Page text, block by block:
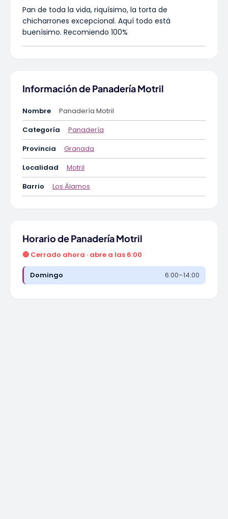
Pan de toda la vida, riquísimo, la torta de
chicharrones excepcional. Aquí todo está
buenísimo. Recomiendo 100%
Información de Panadería Motril
Nombre
Panadería Motril
Categoría
Panadería
Provincia
Granada
Localidad
Motril
Barrio
Los Álamos
Horario de Panadería Motril
🔴 Cerrado ahora · abre a las 6:00
Domingo 6:00–14:00